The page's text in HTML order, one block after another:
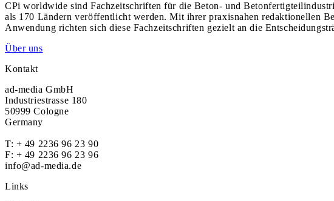
CPi worldwide sind Fachzeitschriften für die Beton- und
als 170 Ländern veröffentlicht werden. Mit ihrer praxisnahen redaktionellen
Anwendung richten sich diese Fachzeitschriften gezielt an die
Über uns
Kontakt
ad-media GmbH
Industriestrasse 180
50999 Cologne
Germany
T: + 49 2236 96 23 90
F: + 49 2236 96 23 96
info@ad-media.de
Links